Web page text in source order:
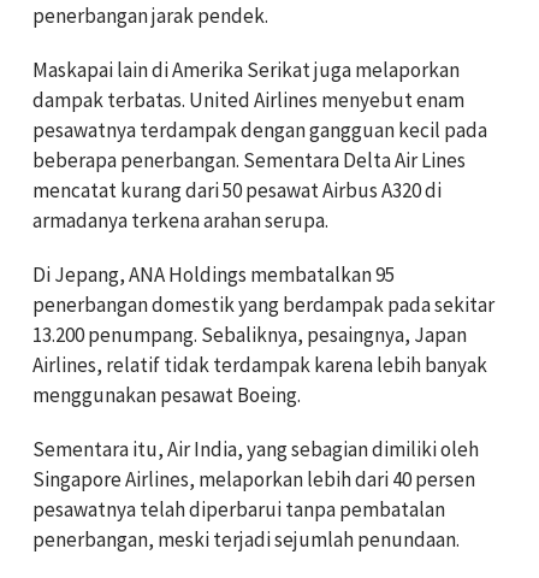
penerbangan jarak pendek.
Maskapai lain di Amerika Serikat juga melaporkan
dampak terbatas. United Airlines menyebut enam
pesawatnya terdampak dengan gangguan kecil pada
beberapa penerbangan. Sementara Delta Air Lines
mencatat kurang dari 50 pesawat Airbus A320 di
armadanya terkena arahan serupa.
Di Jepang, ANA Holdings membatalkan 95
penerbangan domestik yang berdampak pada sekitar
13.200 penumpang. Sebaliknya, pesaingnya, Japan
Airlines, relatif tidak terdampak karena lebih banyak
menggunakan pesawat Boeing.
Sementara itu, Air India, yang sebagian dimiliki oleh
Singapore Airlines, melaporkan lebih dari 40 persen
pesawatnya telah diperbarui tanpa pembatalan
penerbangan, meski terjadi sejumlah penundaan.